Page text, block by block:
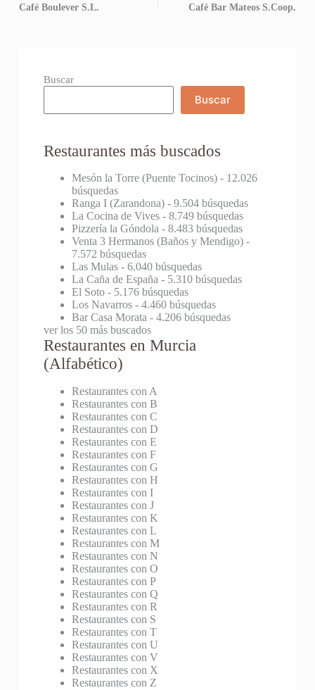
Café Boulever S.L. Café Bar Mateos S.Coop.
Buscar
Buscar
Restaurantes más buscados
Mesón la Torre (Puente Tocinos)- 12.026
búsquedas
Ranga I (Zarandona)- 9.504 búsquedas
La Cocina de Vives- 8.749 búsquedas
Pizzería la Góndola - 8.483 búsquedas
Venta 3 Hermanos (Baños y Mendigo)-
7.572 búsquedas
Las Mulas- 6.040 búsquedas
La Caña de España - 5.310 búsquedas
El Soto- 5.176 búsquedas
Los Navarros- 4.460 búsquedas
Bar Casa Morata - 4.206 búsquedas
ver los 50 más buscados
Restaurantes en Murcia
(Alfabético)
Restaurantes con A
Restaurantes con B
Restaurantes con C
Restaurantes con D
Restaurantes con E
Restaurantes con F
Restaurantes con G
Restaurantes con H
Restaurantes con I
Restaurantes con J
Restaurantes con K
Restaurantes con L
Restaurantes con M
Restaurantes con N
Restaurantes con O
Restaurantes con P
Restaurantes con Q
Restaurantes con R
Restaurantes con S
Restaurantes con T
Restaurantes con U
Restaurantes con V
Restaurantes con X
Restaurantes con Z